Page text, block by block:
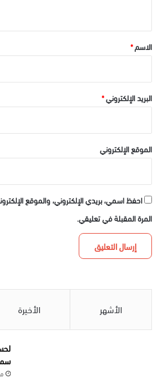
*الاسم*
البريد الإلكتروني*
الموقع الإلكتروني
احفظ اسمي، بريدي الإلكتروني، والموقع
المرة المقبلة في تعليقي.
الأشهر الأخيرة